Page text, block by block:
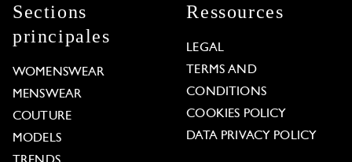
Sections
principales
WOMENSWEAR
MENSWEAR
COUTURE
MODELS
Ressources
LEGAL
TERMS AND
CONDITIONS
COOKIES POLICY
DATA PRIVACY POLICY